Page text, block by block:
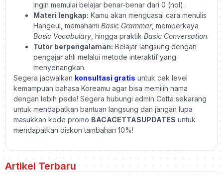
ingin memulai belajar benar-benar dari 0 (nol).
Materi lengkap: Kamu akan menguasai cara menulis
Hangeul, memahami Basic Grammar, memperkaya
Basic Vocabulary , hingga praktik Basic Conversation.
Tutor berpengalaman: Belajar langsung dengan
pengajar ahli melalui metode interaktif yang
menyenangkan.
Segera jadwalkan konsultasi gratis untuk cek level
kemampuan bahasa Koreamu agar bisa memilih nama
dengan lebih pede! Segera hubungi admin Cetta sekarang
untuk mendapatkan bantuan langsung dan jangan lupa
masukkan kode promo BACACETTASUPDATES untuk
mendapatkan diskon tambahan 10%!
Artikel Terbaru